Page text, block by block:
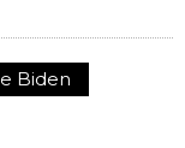
Biden